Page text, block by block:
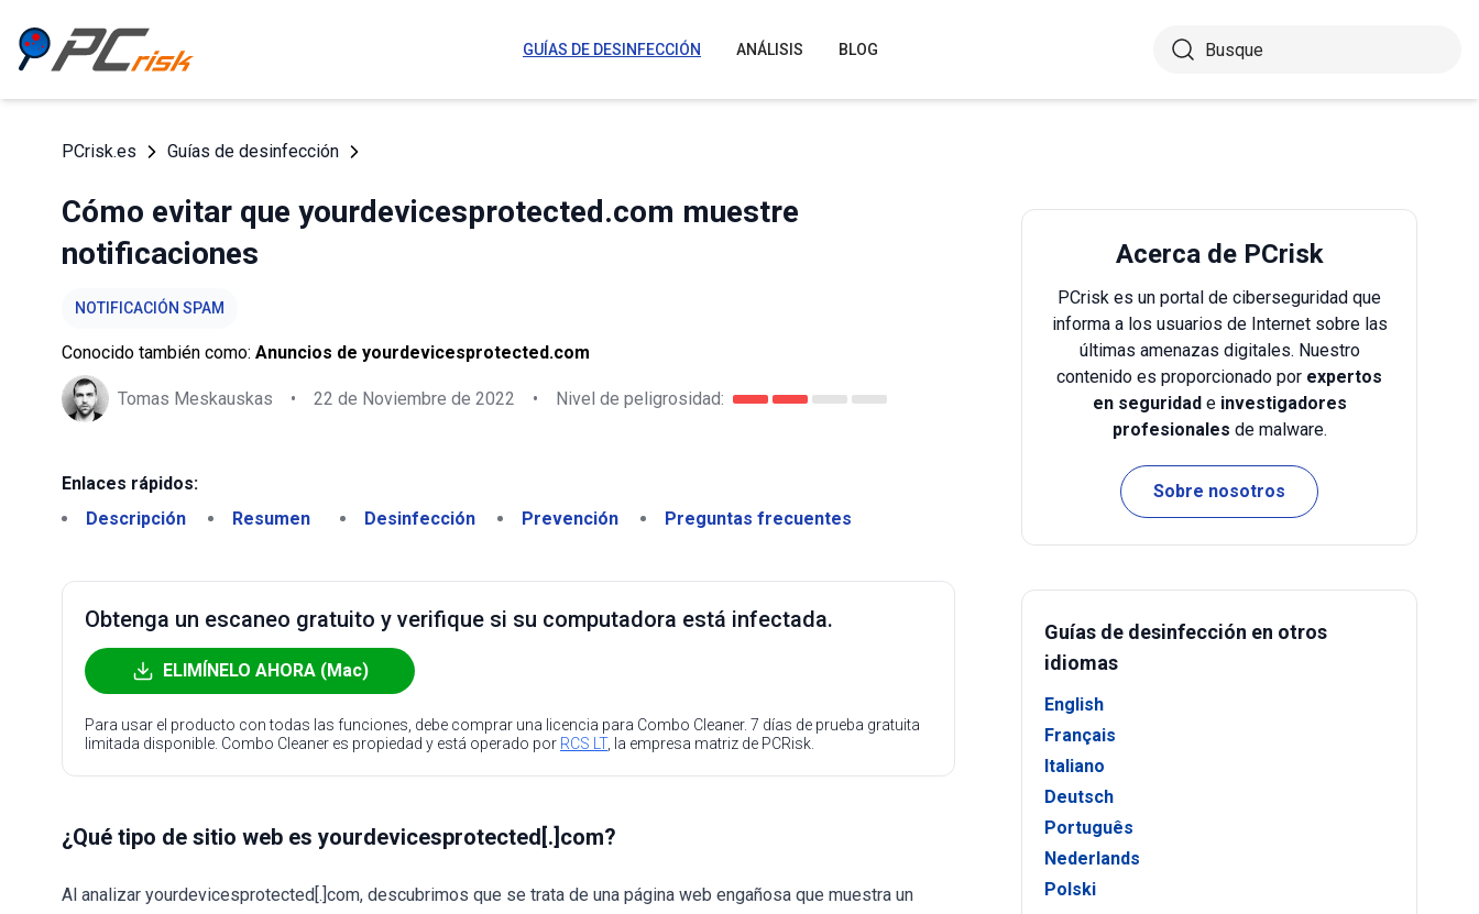
GUÍAS DE DESINFECCIÓN ANÁLISIS BLOG
PCrisk.es Guías de desinfección
Cómo evitar que yourdevicesprotected.com muestre
notificaciones
NOTIFICACIÓN SPAM
Conocido también como: Anuncios de yourdevicesprotected.com
Tomas Meskauskas • 22 de Noviembre de 2022 • Nivel de peligrosidad:
Enlaces rápidos:
Descripción
Resumen Desinfección Prevención Preguntas frecuentes
Obtenga un escaneo gratuito y verifique si su computadora está infectada.
ELIMÍNELO AHORA (Mac)
Para usar el producto con todas las funciones, debe comprar una licencia para Combo Cleaner. 7 días de prueba gratuita
limitada disponible. Combo Cleaner es propiedad y está operado por RCS LT, la empresa matriz de PCRisk.
¿Qué tipo de sitio web es yourdevicesprotected[.]com?
Al analizar yourdevicesprotected[.]com, descubrimos que se trata de una página web engañosa que muestra un
Acerca de PCrisk
PCrisk es un portal de ciberseguridad que
informa a los usuarios de Internet sobre las
últimas amenazas digitales. Nuestro
contenido es proporcionado por expertos
en seguridade investigadores
profesionales de malware.
Sobre nosotros
Guías de desinfección en otros
idiomas
English
Français
Italiano
Deutsch
Português
Nederlands
Polski